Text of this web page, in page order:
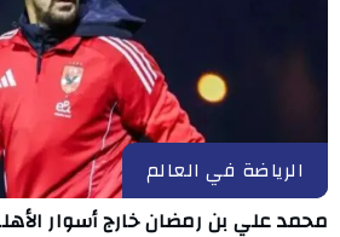
الرياضة في العالم
محمد علي بن رمضان خارج أسوار